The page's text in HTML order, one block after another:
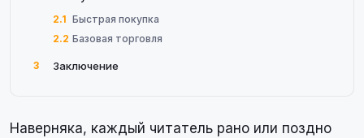
2.1 Быстрая покупка
2.2 Базовая торговля
3 Заключение
Наверняка, каждый читатель рано или поздно